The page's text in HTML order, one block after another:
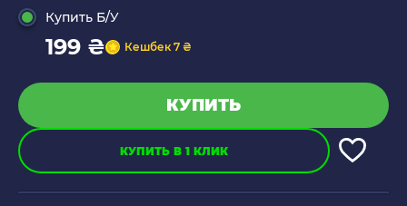
Купить Б/У
199 ₴ Кешбек 7 ₴
КУПИТЬ
КУПИТЬ В 1 КЛИК